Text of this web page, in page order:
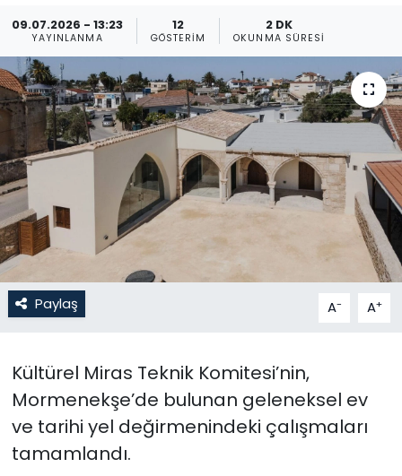
09.07.2026 - 13:23
YAYINLANMA
12
GÖSTERIM
2 DK
OKUNMA SÜRESI
Paylaş A- A+
Kültürel Miras Teknik Komitesi’nin,
Mormenekşe’de bulunan geleneksel ev
ve tarihi yel değirmenindeki çalışmaları
tamamlandı.
KKTC
KKTC YEREL SEÇİM 2018
Kültür Sanat
Moda
Nöbetçi Eczaneler
Otomobil Dünyası
SAĞLIK
Spor